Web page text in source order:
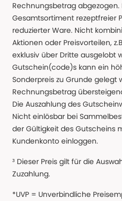
Rechnungsbetrag abgezogen.
Gesamtsortiment rezeptfreier
reduzierter Ware. Nicht
Aktionen oder Preisvorteilen,
exklusiv über Dritte ausgelobt
Gutschein(code)s kann ein
Sonderpreis zu Grunde gelegt
Rechnungsbetrag
Die Auszahlung des
Nicht einlösbar bei
der Gültigkeit des Gutscheins
Kundenkonto einloggen.
³ Dieser Preis gilt für die
Zuzahlung.
*UVP = Unverbindliche